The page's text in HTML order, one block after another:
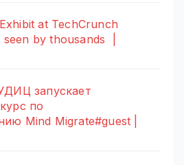
at TechCrunch
by thousands |
запускает
по
Mind Migrate#guest |